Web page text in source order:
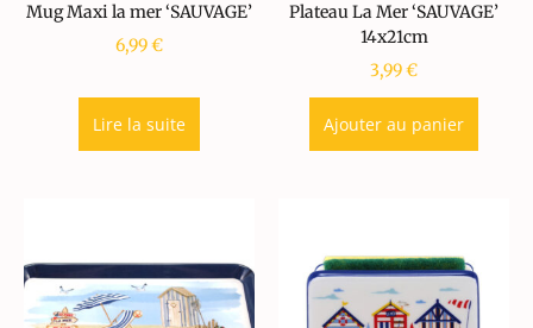
Mug Maxi la mer ‘SAUVAGE’
6,99€
Lire la suite
Plateau La Mer ‘SAUVAGE’
14x21cm
3,99€
Ajouter au panier